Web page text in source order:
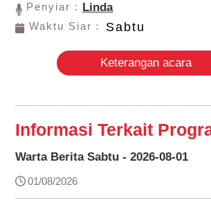
Penyiar： Linda
Waktu Siar： Sabtu
Keterangan acara
Informasi Terkait
Warta Berita Sabtu - 2026-08-01
01/08/2026